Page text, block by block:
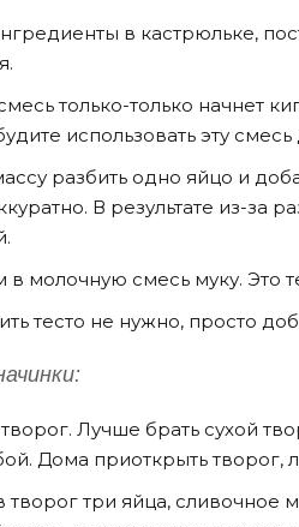
в кастрюльке,
только-только начнет
использовать эту смесь
разбить одно яйцо и
В результате из-за
в молочную смесь муку. Это
тесто не нужно, просто
Лучше брать сухой
Дома приоткрыть творог,
творог три яйца, сливочное